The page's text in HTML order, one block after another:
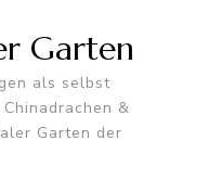
Garten
als selbst
&
Garten der